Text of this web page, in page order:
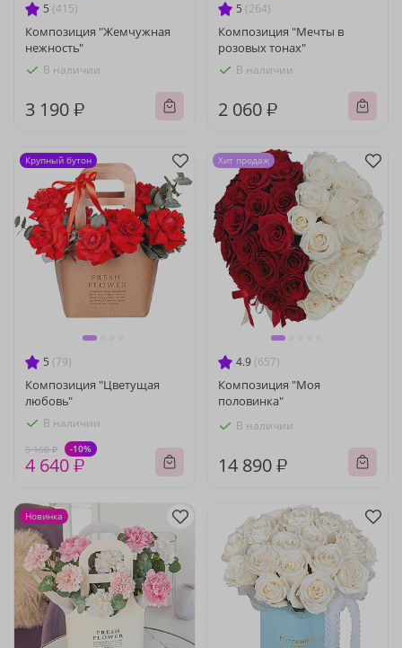
5 (415)
Композиция "Жемчужная
нежность"
В наличии
3 190 ₽
5 (264)
Композиция "Мечты в
розовых тонах"
В наличии
2 060 ₽
5 (79)
Композиция "Цветущая
любовь"
В наличии
5 160 ₽ -10%
4 640 ₽
Крупный бутон
4.9 (657)
Композиция "Моя
половинка"
В наличии
14 890 ₽
Хит продаж
Новинка